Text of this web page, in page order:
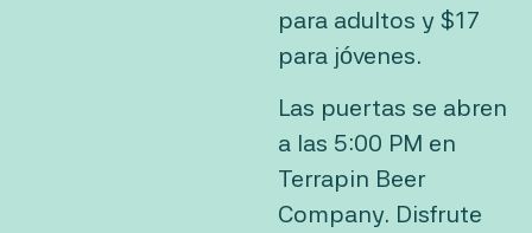
para adultos y $17
para jóvenes.
Las puertas se abren
a las 5:00 PM en
Terrapin Beer
Company. Disfrute